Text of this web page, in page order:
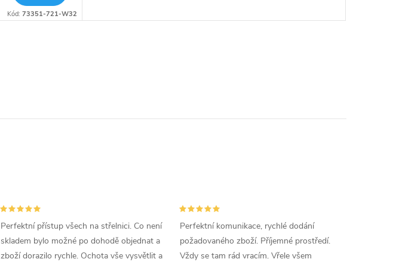
Kód: 73351-721-W32
Perfektní přístup všech na střelnici. Co není
skladem bylo možné po dohodě objednat a
zboží dorazilo rychle. Ochota vše vysvětlit a
Perfektní komunikace, rychlé dodání
požadovaného zboží. Příjemné prostředí.
Vždy se tam rád vracím. Vřele všem